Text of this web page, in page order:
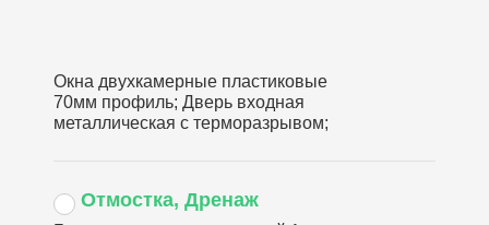
Окна двухкамерные пластиковые
70мм профиль; Дверь входная
металлическая с терморазрывом;
Отмостка, Дренаж